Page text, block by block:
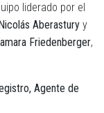
liderado por el
Aberastury y
Friedenberger,
Agente de